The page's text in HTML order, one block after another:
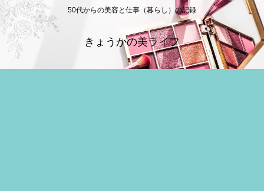
50代からの美容と仕事（暮らし）の記録
きょうかの美ライフ